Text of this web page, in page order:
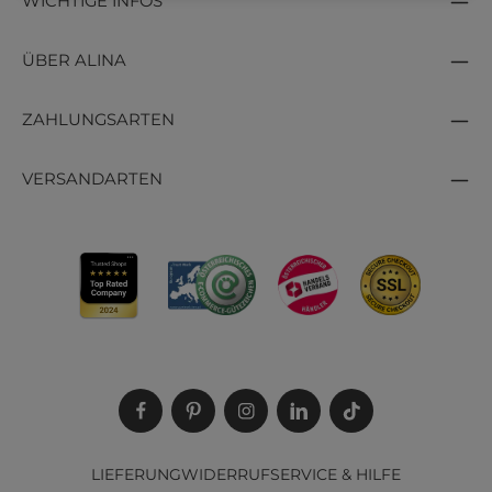
Haltbarkeit
Finish
Härchen
Pflegendes Augenbrauenserum
Beliebte Marken für deine Brauen-Beauty
Entdecke professionelle Augenbrauenprodukte
oder pflegende Seren für vollere Brauen.
Egal ob natürlicher Alltagslook oder perfekt
Lieblingsprodukt für jede Augenbraue.
ÜBER ALINA
ZAHLUNGSARTEN
VERSANDARTEN
LIEFERUNGWIDERRUFSERVICE & HILFE